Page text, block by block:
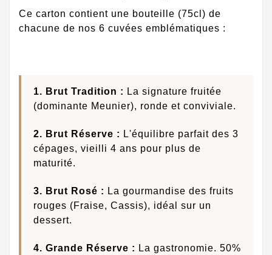
Ce carton contient une bouteille (75cl) de
chacune de nos 6 cuvées emblématiques :
1. Brut Tradition : La signature fruitée
(dominante Meunier), ronde et conviviale.
2. Brut Réserve : L'équilibre parfait des 3
cépages, vieilli 4 ans pour plus de
maturité.
3. Brut Rosé : La gourmandise des fruits
rouges (Fraise, Cassis), idéal sur un
dessert.
4. Grande Réserve : La gastronomie. 50%